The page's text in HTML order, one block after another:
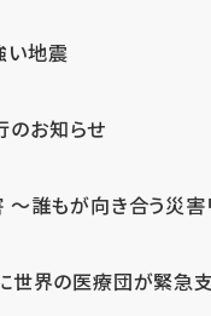
い地震
のお知らせ
～誰もが向き合う災
に世界の医療団が緊